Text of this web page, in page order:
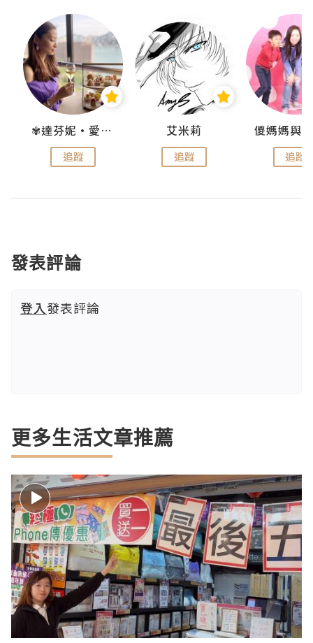
✾達芬妮•愛孩子•愛生活✾
追蹤
艾米莉
追蹤 追蹤
發表評論
登入發表評論
更多生活文章推薦